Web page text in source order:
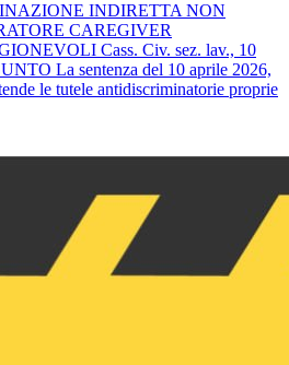
INDIRETTA NON
CAREGIVER
Cass. Civ. sez. lav., 10
La sentenza del 10 aprile 2026,
le tutele antidiscriminatorie proprie